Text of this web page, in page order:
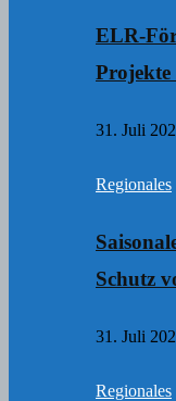
ELR-
31. Juli
Regionales
Schutz
31. Juli
Regionales